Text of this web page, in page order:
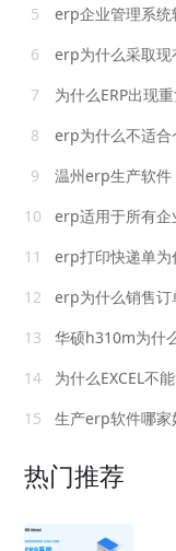
5
erp企业管理系统
6
erp为什么采取现
7
为什么ERP出现
8
erp为什么不适合
9
温州erp生产软件
10
erp适用于所有企
11
erp打印快递单为
12
erp为什么销售订
13
华硕h310m为什
14
为什么EXCEL不
15
生产erp软件哪家
热门推荐